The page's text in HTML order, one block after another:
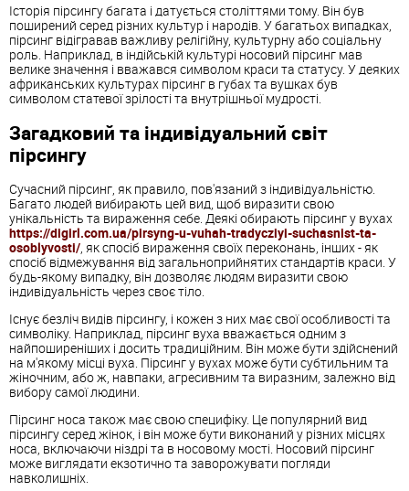
Історія пірсингу багата і датується століттями тому. Він був
поширений серед різних культур і народів. У багатьох випадках,
пірсинг відігравав важливу релігійну, культурну або соціальну
роль. Наприклад, в індійській культурі носовий пірсинг мав
велике значення і вважався символом краси та статусу. У деяких
африканських культурах пірсинг в губах та вушках був
символом статевої зрілості та внутрішньої мудрості.
Загадковий та індивідуальний світ
пірсингу
Сучасний пірсинг, як правило, пов'язаний з індивідуальністю.
Багато людей вибирають цей вид, щоб виразити свою
унікальність та вираження себе. Деякі обирають пірсинг у вухах
https://digirl.com.ua/pirsyng-u-vuhah-tradycziyi-suchasnist-ta-
osoblyvosti/ , як спосіб вираження своїх переконань, інших - як
спосіб відмежування від загальноприйнятих стандартів краси. У
будь-якому випадку, він дозволяє людям виразити свою
індивідуальність через своє тіло.
Існує безліч видів пірсингу, і кожен з них має свої особливості та
символіку. Наприклад, пірсинг вуха вважається одним з
найпоширеніших і досить традиційним. Він може бути здійснений
на м'якому місці вуха. Пірсинг у вухах може бути субтильним та
жіночним, або ж, навпаки, агресивним та виразним, залежно від
вибору самої людини.
Пірсинг носа також має свою специфіку. Це популярний вид
пірсингу серед жінок, і він може бути виконаний у різних місцях
носа, включаючи ніздрі та в носовому мості. Носовий пірсинг
може виглядати екзотично та заворожувати погляди
навколишніх.